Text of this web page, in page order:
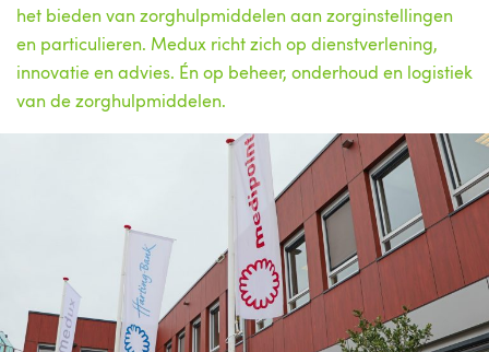
het bieden van zorghulpmiddelen aan zorginstellingen
en particulieren. Medux richt zich op dienstverlening,
innovatie en advies. Én op beheer, onderhoud en logistiek
van de zorghulpmiddelen.